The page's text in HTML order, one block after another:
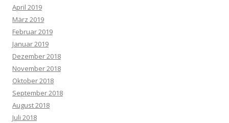
April 2019
März 2019
Februar 2019
Januar 2019
Dezember 2018
November 2018
Oktober 2018
September 2018
August 2018
Juli 2018